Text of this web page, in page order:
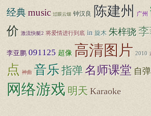
经典music 过眼云烟 钟汉良 陈建州 广州
价 激流快艇2 将爱情进行到底 in 旋木 朱梓骁
李亚鹏 091125 超像 高清图片 2010
点 神曲 音乐指弹名师课堂 自
网络游戏 明天 Karaoke